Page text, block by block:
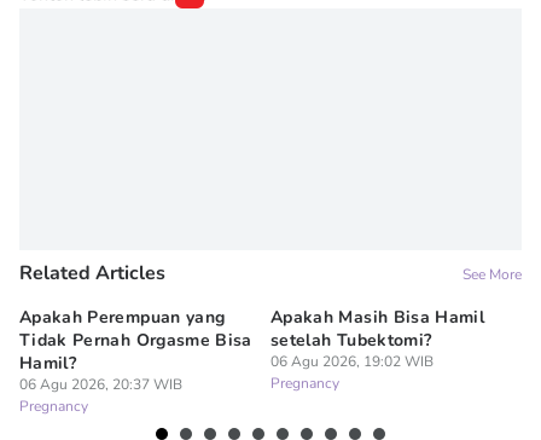
Related Articles See More
Apakah Perempuan yang
Tidak Pernah Orgasme Bisa
Hamil?
06 Agu 2026, 20:37 WIB
Pregnancy
Apakah Masih Bisa Hamil
setelah Tubektomi?
06 Agu 2026, 19:02 WIB
Pregnancy